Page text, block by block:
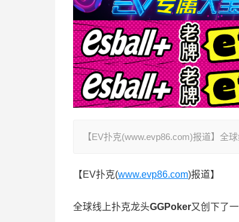
【EV扑克(www.evp86.com)报道】全
【EV扑克(www.evp86.com)报道】
全球线上扑克龙头GGPoker又创下了一